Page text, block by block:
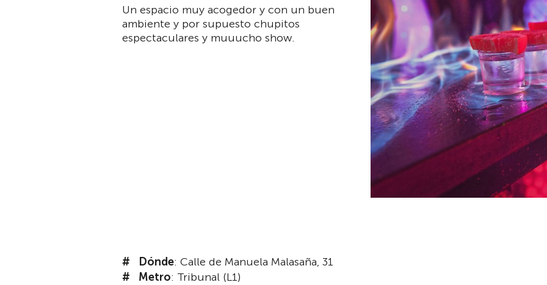
Un espacio muy acogedor y con un buen
ambiente y por supuesto chupitos
espectaculares y muuucho show.
Dónde: Calle de Manuela Malasaña, 31
Metro: Tribunal (L1)